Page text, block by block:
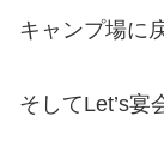
キャンプ場に
そしてLet’s宴